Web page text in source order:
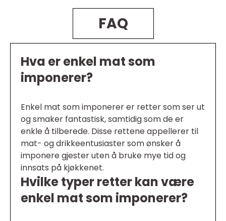
FAQ
Hva er enkel mat som
imponerer?
Enkel mat som imponerer er retter som ser ut
og smaker fantastisk, samtidig som de er
enkle å tilberede. Disse rettene appellerer til
mat- og drikkeentusiaster som ønsker å
imponere gjester uten å bruke mye tid og
innsats på kjøkkenet.
Hvilke typer retter kan være
enkel mat som imponerer?